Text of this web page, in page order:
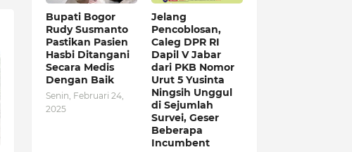
Bupati Bogor
Rudy Susmanto
Pastikan Pasien
Hasbi Ditangani
Secara Medis
Dengan Baik
Senin, Februari 24,
2025
Jelang
Pencoblosan,
Caleg DPR RI
Dapil V Jabar
dari PKB Nomor
Urut 5 Yusinta
Ningsih Unggul
di Sejumlah
Survei, Geser
Beberapa
Incumbent